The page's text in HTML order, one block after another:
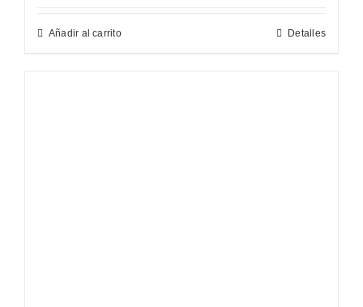
Añadir al carrito Detalles